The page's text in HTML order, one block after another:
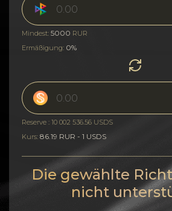
Mindest: 5000 RUR
Ermäßigung: 0%
Reserve : 10 002 536.56 USDS
Kurs: 86.19 RUR - 1 USDS
Die gewählte
nicht